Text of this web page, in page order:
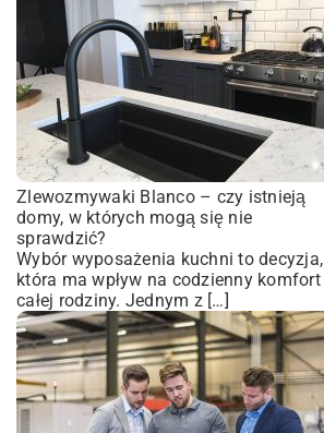
Zlewozmywaki Blanco – czy istnieją
domy, w których mogą się nie
sprawdzić?
Wybór wyposażenia kuchni to decyzja,
która ma wpływ na codzienny komfort
całej rodziny. Jednym z […]